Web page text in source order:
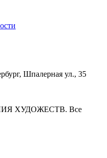
Шпалерная ул., 35
ХУДОЖЕСТВ. Все